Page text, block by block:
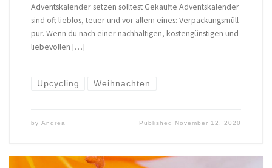
Adventskalender setzen solltest Gekaufte Adventskalender
sind oft lieblos, teuer und vor allem eines: Verpackungsmüll
pur. Wenn du nach einer nachhaltigen, kostengünstigen und
liebevollen […]
Upcycling Weihnachten
by Andrea Published November 12, 2020